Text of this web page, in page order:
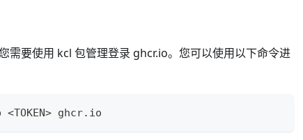
需要使用 kcl 包管理登录 ghcr.io。您可以使用以下命令进
<TOKEN> ghcr.io